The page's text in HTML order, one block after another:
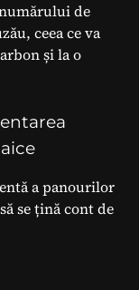
numărului de
ceea ce va
și la o
a panourilor
se țină cont de